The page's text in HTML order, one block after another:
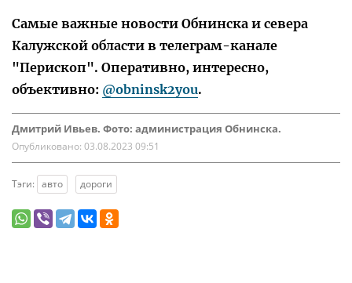
Самые важные новости Обнинска и севера
Калужской области в телеграм-канале
"Перископ". Оперативно, интересно,
объективно: @obninsk2you.
Дмитрий Ивьев. Фото: администрация Обнинска.
Опубликовано: 03.08.2023 09:51
Тэги: авто дороги